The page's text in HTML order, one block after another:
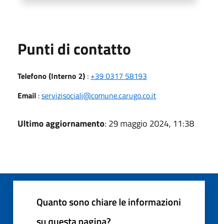
Punti di contatto
Telefono (Interno 2) : +39 0317 58193
Email :servizisociali@comune.carugo.co.it
Ultimo aggiornamento: 29 maggio 2024, 11:38
Quanto sono chiare le informazioni